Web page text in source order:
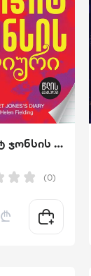
ბრიჯიტ ჯონსის დღიური
(0)
₾